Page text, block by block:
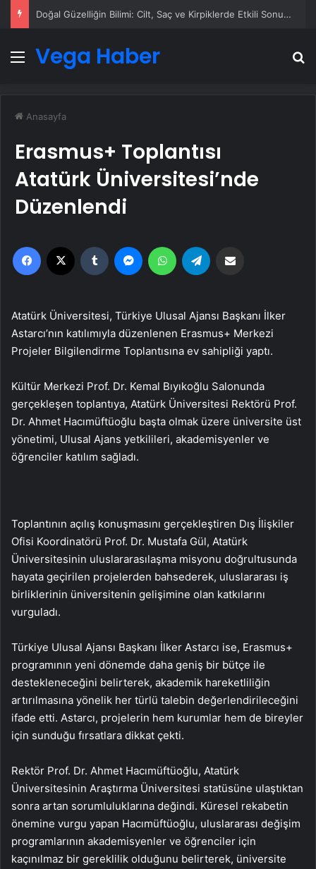
Doğal Güzelliğin Bilimi: Cilt, Saç ve Kirpiklerde Etkili Sonuçlar
Menü
Vega Haber
Anasayfa
Erasmus+ Toplantısı
Atatürk Üniversitesi’nde
Düzenlendi
Facebook Tumblr MessengerWhatsApp
Atatürk Üniversitesi, Türkiye Ulusal Ajansı Başkanı İlker
Astarcı’nın katılımıyla düzenlenen Erasmus+ Merkezi
Projeler Bilgilendirme Toplantısına ev sahipliği yaptı.
Kültür Merkezi Prof. Dr. Kemal Bıyıkoğlu Salonunda
gerçekleşen toplantıya, Atatürk Üniversitesi Rektörü Prof.
Dr. Ahmet Hacımüftüoğlu başta olmak üzere üniversite üst
yönetimi, Ulusal Ajans yetkilileri, akademisyenler ve
öğrenciler katılım sağladı.
Toplantının açılış konuşmasını gerçekleştiren Dış İlişkiler
Ofisi Koordinatörü Prof. Dr. Mustafa Gül, Atatürk
Üniversitesinin uluslararasılaşma misyonu doğrultusunda
hayata geçirilen projelerden bahsederek, uluslararası iş
birliklerinin üniversitenin gelişimine olan katkılarını
vurguladı.
Türkiye Ulusal Ajansı Başkanı İlker Astarcı ise, Erasmus+
programının yeni dönemde daha geniş bir bütçe ile
destekleneceğini belirterek, akademik hareketliliğin
artırılmasına yönelik her türlü talebin değerlendirileceğini
ifade etti. Astarcı, projelerin hem kurumlar hem de bireyler
için sunduğu fırsatlara dikkat çekti.
Rektör Prof. Dr. Ahmet Hacımüftüoğlu, Atatürk
Üniversitesinin Araştırma Üniversitesi statüsüne ulaştıktan
sonra artan sorumluluklarına değindi. Küresel rekabetin
önemine vurgu yapan Hacımüftüoğlu, uluslararası değişim
programlarının akademisyenler ve öğrenciler için
kaçınılmaz bir gereklilik olduğunu belirterek, üniversite